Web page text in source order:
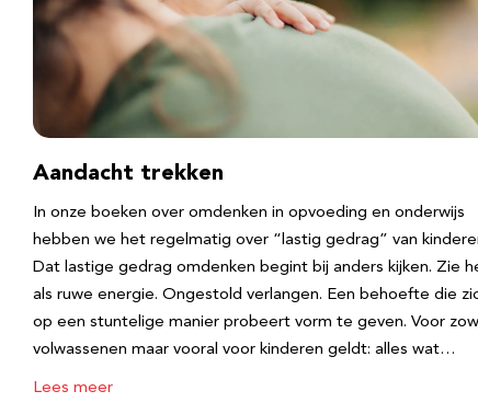
Aandacht trekken
In onze boeken over omdenken in opvoeding en onderwijs
hebben we het regelmatig over “lastig gedrag” van
Dat lastige gedrag omdenken begint bij anders kijken. Zie
als ruwe energie. Ongestold verlangen. Een behoefte die
op een stuntelige manier probeert vorm te geven. Voor
volwassenen maar vooral voor kinderen geldt: alles wat…
Lees meer